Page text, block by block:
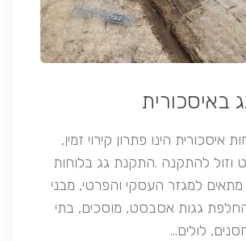
באיסכורית
איסכורית הינו פתרון קירוי זמין,
וזול להתקנה .התקנת גג בלוחות
מתאים למגזר העסקי והפרטי, מבני
גגות אסבסט, מוסכים, בתי
לולים…